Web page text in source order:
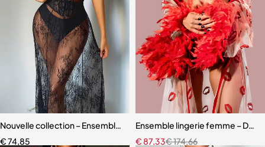
Nouvelle collection – Ensemble lingerie 3 pièces élégant et moderne
€74,85
Ensemble lingerie femme –
€174,66
€ 87,33